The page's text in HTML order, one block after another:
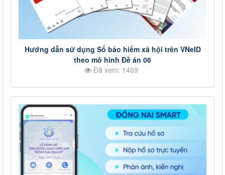
Hướng dẫn sử dụng Sổ bảo hiểm xã hội trên VNeID
theo mô hình Đề án 06
Đã xem: 1469